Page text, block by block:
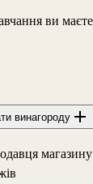
ви
винагороду
магазину